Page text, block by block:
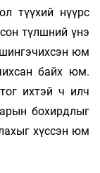
түүхий нүүрс
түлшний үнэ
юм
байх юм.
ихтэй ч илч
бохирдлыг
хүссэн юм